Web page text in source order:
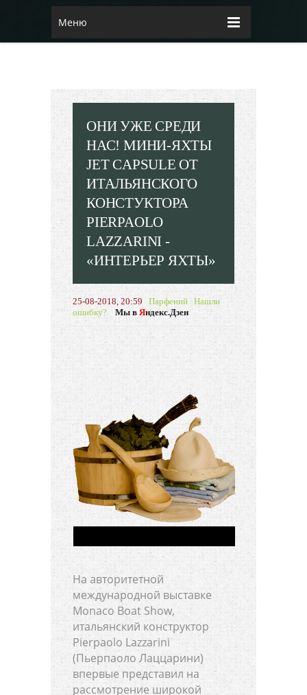
Меню
ОНИ УЖЕ СРЕДИ
НАС! МИНИ-ЯХТЫ
JET CAPSULE ОТ
ИТАЛЬЯНСКОГО
КОНСТУКТОРА
PIERPAOLO
LAZZARINI -
«ИНТЕРЬЕР ЯХТЫ»
25-08-2018, 20:59 Парфений Нашли
ошибку?
Мы в Яндекс.Дзен
На авторитетной
международной выставке
Monaco Boat Show,
итальянский конструктор
Pierpaolo Lazzarini
(Пьерпаоло Лаццарини)
впервые представил на
рассмотрение широкой